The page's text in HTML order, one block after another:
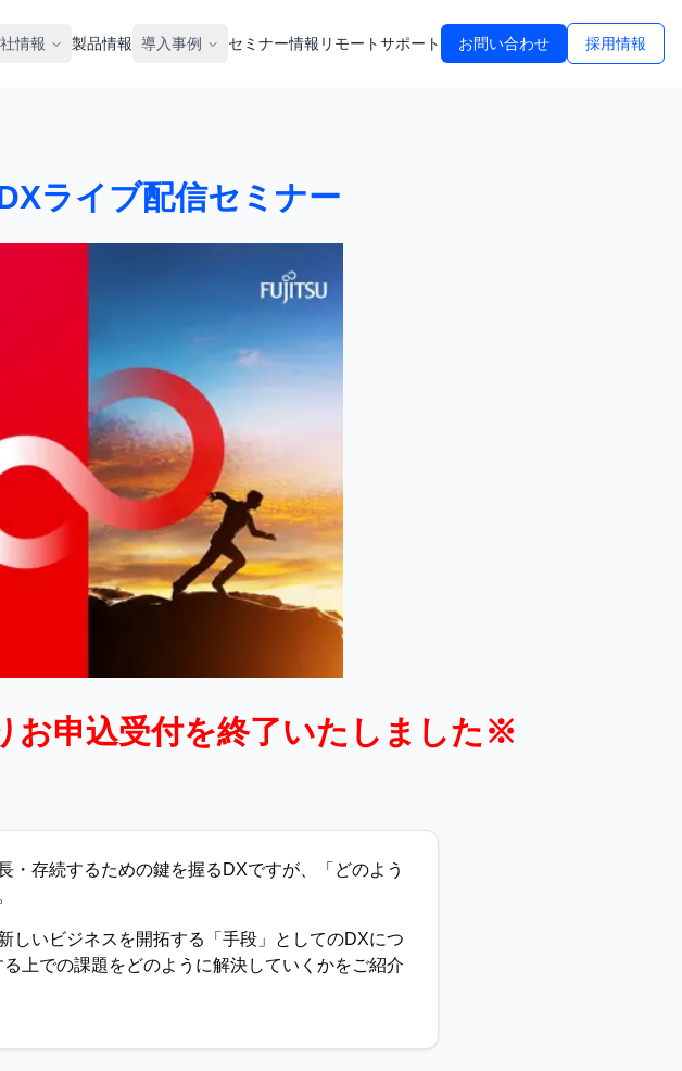
情報 製品情報 導入事例 セミナー情報 リモートサポート お問い合わせ 採用情報
ライブ配信セミナー
お申込受付を終了いたしました※
・存続するための鍵を握るDXですが、「どのよう
しいビジネスを開拓する「手段」としてのDXにつ
上での課題をどのように解決していくかをご紹介